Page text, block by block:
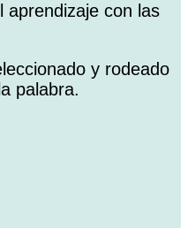
aprendizaje con las
y rodeado
palabra.